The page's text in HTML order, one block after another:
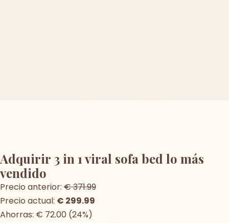
Adquirir 3 in 1 viral sofa bed lo más
vendido
Precio anterior: € 371.99
Precio actual: € 299.99
Ahorras: € 72.00 (24%)